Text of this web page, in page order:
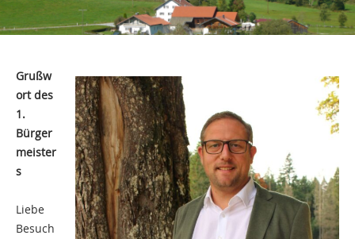
Grußw
ort des
1.
Bürger
meister
s
Liebe
Besuch